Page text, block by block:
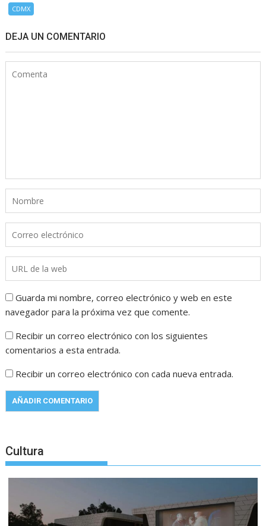
CDMX
DEJA UN COMENTARIO
Guarda mi nombre, correo electrónico y web en este
navegador para la próxima vez que comente.
Recibir un correo electrónico con los siguientes
comentarios a esta entrada.
Recibir un correo electrónico con cada nueva entrada.
Cultura